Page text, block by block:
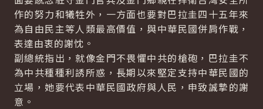
作的努力和犧牲外，一方面也要對巴拉圭四十五年來
為自由民主等人類最高價值，與中華民國併肩作戰，
表達由衷的謝忱。
副總統指出，就像金門不畏懼中共的槍砲，巴拉圭不
為中共種種利誘所惑，長期以來堅定支持中華民國的
立場，她要代表中華民國政府與人民，申致誠摯的謝
意。